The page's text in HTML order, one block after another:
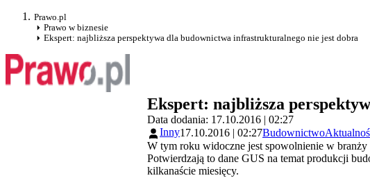
Prawo.pl
Prawo w biznesie
Ekspert: najbliższa perspektywa dla budownictwa infrastrukturalnego nie jest dobra
Ekspert: najbliższa
Data dodania: 17.10.2016 | 02:27
Inny17.10.2016 | 02:27Budownictwo
W tym roku widoczne jest spowolnienie w
Potwierdzają to dane GUS na temat produkcji
kilkanaście miesięcy.